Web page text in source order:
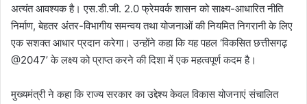
अत्यंत आवश्यक है। एस.डी.जी. 2.0 फ्रेमवर्क शासन को साक्ष्य-आधारित नीति
निर्माण, बेहतर अंतर-विभागीय समन्वय तथा योजनाओं की नियमित निगरानी के लिए
एक सशक्त आधार प्रदान करेगा। उन्होंने कहा कि यह पहल ‘विकसित छत्तीसगढ़
@2047’ के लक्ष्य को प्राप्त करने की दिशा में एक महत्वपूर्ण कदम है।
मुख्यमंत्री ने कहा कि राज्य सरकार का उद्देश्य केवल विकास योजनाएं संचालित